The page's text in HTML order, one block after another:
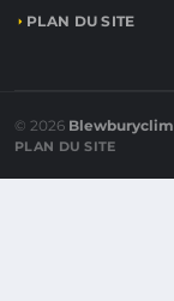
PLAN DU SITE
© 2026
PLAN DU SITE